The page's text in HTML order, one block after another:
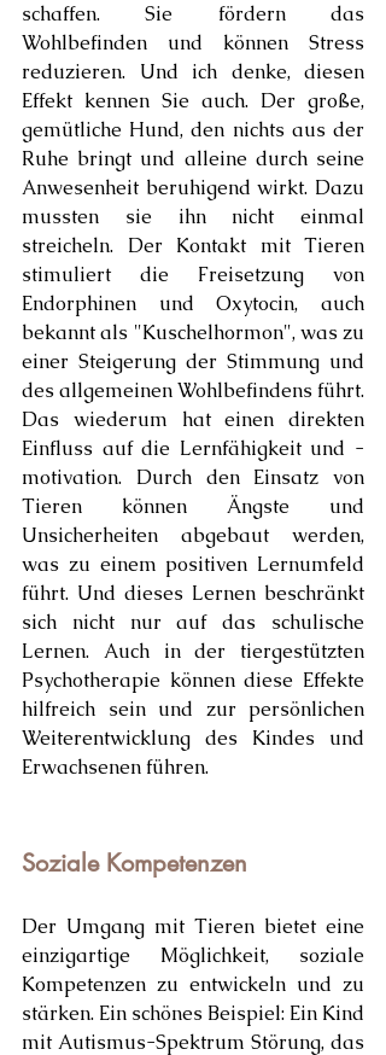
schaffen. Sie fördern das
Wohlbefinden und können Stress
reduzieren. Und ich denke, diesen
Effekt kennen Sie auch. Der große,
gemütliche Hund, den nichts aus der
Ruhe bringt und alleine durch seine
Anwesenheit beruhigend wirkt. Dazu
mussten sie ihn nicht einmal
streicheln. Der Kontakt mit Tieren
stimuliert die Freisetzung von
Endorphinen und Oxytocin, auch
bekannt als "Kuschelhormon", was zu
einer Steigerung der Stimmung und
des allgemeinen Wohlbefindens führt.
Das wiederum hat einen direkten
Einfluss auf die Lernfähigkeit und -
motivation. Durch den Einsatz von
Tieren können Ängste und
Unsicherheiten abgebaut werden,
was zu einem positiven Lernumfeld
führt. Und dieses Lernen beschränkt
sich nicht nur auf das schulische
Lernen. Auch in der tiergestützten
Psychotherapie können diese Effekte
hilfreich sein und zur persönlichen
Weiterentwicklung des Kindes und
Erwachsenen führen.
Soziale Kompetenzen
Der Umgang mit Tieren bietet eine
einzigartige Möglichkeit, soziale
Kompetenzen zu entwickeln und zu
stärken. Ein schönes Beispiel: Ein Kind
mit Autismus-Spektrum Störung, das